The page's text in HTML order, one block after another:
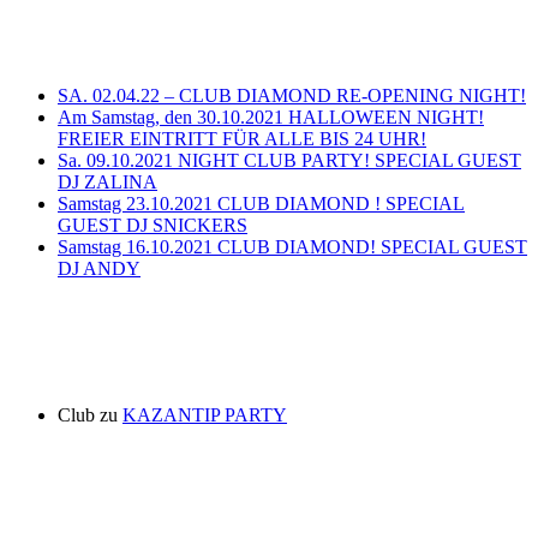
SA. 02.04.22 – CLUB DIAMOND RE-OPENING NIGHT!
Am Samstag, den 30.10.2021 HALLOWEEN NIGHT!
FREIER EINTRITT FÜR ALLE BIS 24 UHR!
Sa. 09.10.2021 NIGHT CLUB PARTY! SPECIAL GUEST
DJ ZALINA
Samstag 23.10.2021 CLUB DIAMOND ! SPECIAL
GUEST DJ SNICKERS
Samstag 16.10.2021 CLUB DIAMOND! SPECIAL GUEST
DJ ANDY
Club zu KAZANTIP PARTY